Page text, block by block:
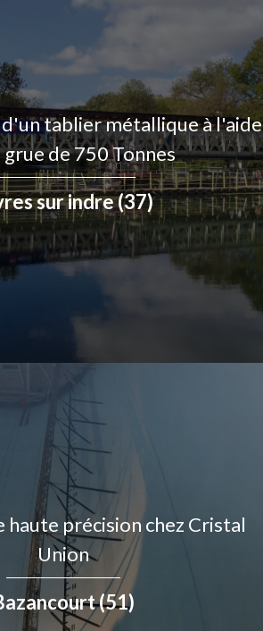
tablier métallique à l'aide
de 750 Tonnes
sur indre (37)
précision chez Cristal
Union
(51)